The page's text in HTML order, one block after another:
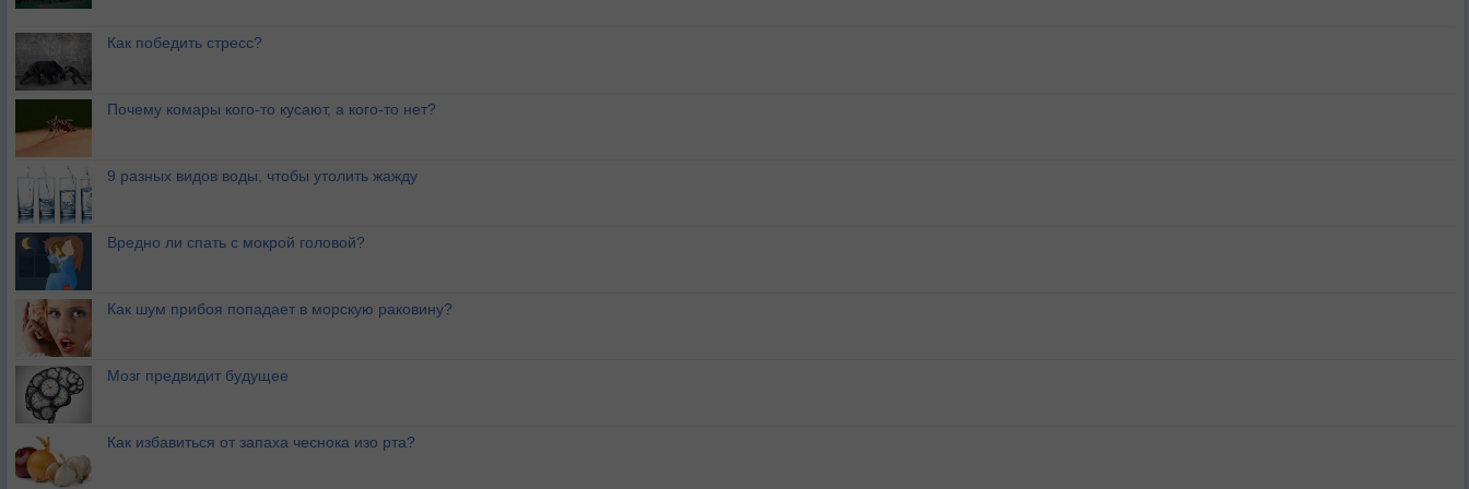
Как победить стресс?
Почему комары кого-то кусают, а кого-то нет?
9 разных видов воды, чтобы утолить жажду
Вредно ли спать с мокрой головой?
Как шум прибоя попадает в морскую раковину?
Мозг предвидит будущее
Как избавиться от запаха чеснока изо рта?